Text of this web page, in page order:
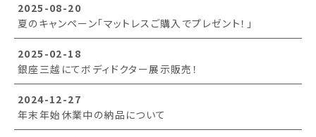
2025-08-20
夏のキャンペーン「マットレスご購入でプレゼント！」
2025-02-18
銀座三越にてボディドクター展示販売！
2024-12-27
年末年始休業中の納品について